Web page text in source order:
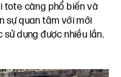
tote càng phổ biến và
sự quan tâm với mới
dụng được nhiều lần.